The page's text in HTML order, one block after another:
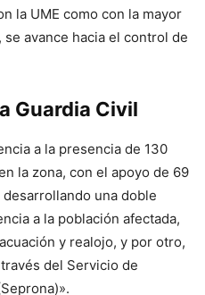
la UME como con la mayor
avance hacia el control de
Guardia Civil
a la presencia de 130
la zona, con el apoyo de 69
una doble
a la población afectada,
y realojo, y por otro,
del Servicio de